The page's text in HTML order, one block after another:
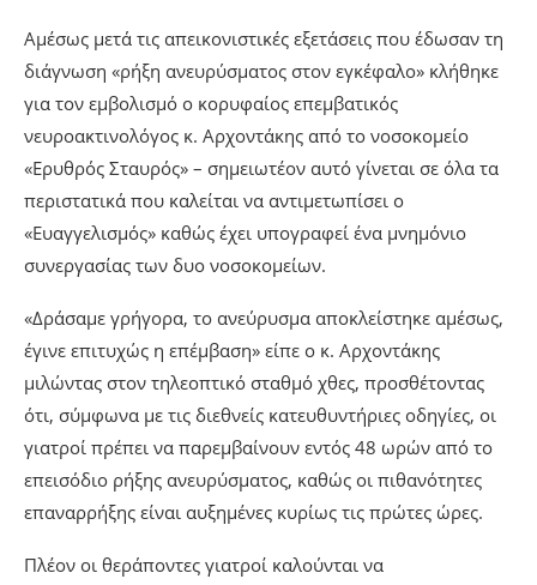
Αμέσως μετά τις απεικονιστικές εξετάσεις που έδωσαν τη
διάγνωση «ρήξη ανευρύσματος στον εγκέφαλο» κλήθηκε
για τον εμβολισμό ο κορυφαίος επεμβατικός
νευροακτινολόγος κ. Αρχοντάκης από το νοσοκομείο
«Ερυθρός Σταυρός» – σημειωτέον αυτό γίνεται σε όλα τα
περιστατικά που καλείται να αντιμετωπίσει ο
«Ευαγγελισμός» καθώς έχει υπογραφεί ένα μνημόνιο
συνεργασίας των δυο νοσοκομείων.
«Δράσαμε γρήγορα, το ανεύρυσμα αποκλείστηκε αμέσως,
έγινε επιτυχώς η επέμβαση» είπε ο κ. Αρχοντάκης
μιλώντας στον τηλεοπτικό σταθμό χθες, προσθέτοντας
ότι, σύμφωνα με τις διεθνείς κατευθυντήριες οδηγίες, οι
γιατροί πρέπει να παρεμβαίνουν εντός 48 ωρών από το
επεισόδιο ρήξης ανευρύσματος, καθώς οι πιθανότητες
επαναρρήξης είναι αυξημένες κυρίως τις πρώτες ώρες.
Πλέον οι θεράποντες γιατροί καλούνται να